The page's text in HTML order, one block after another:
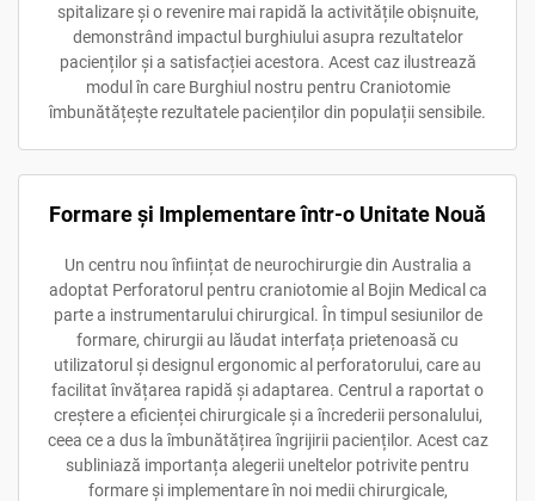
spitalizare și o revenire mai rapidă la activitățile obișnuite,
demonstrând impactul burghiului asupra rezultatelor
pacienților și a satisfacției acestora. Acest caz ilustrează
modul în care Burghiul nostru pentru Craniotomie
îmbunătățește rezultatele pacienților din populații sensibile.
Formare și Implementare într-o Unitate Nouă
Un centru nou înființat de neurochirurgie din Australia a
adoptat Perforatorul pentru craniotomie al Bojin Medical ca
parte a instrumentarului chirurgical. În timpul sesiunilor de
formare, chirurgii au lăudat interfața prietenoasă cu
utilizatorul și designul ergonomic al perforatorului, care au
facilitat învățarea rapidă și adaptarea. Centrul a raportat o
creștere a eficienței chirurgicale și a încrederii personalului,
ceea ce a dus la îmbunătățirea îngrijirii pacienților. Acest caz
subliniază importanța alegerii uneltelor potrivite pentru
formare și implementare în noi medii chirurgicale,